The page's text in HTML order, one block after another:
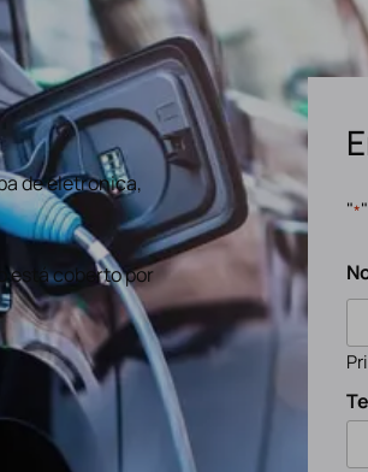
de eletronica,
está coberto por
"*